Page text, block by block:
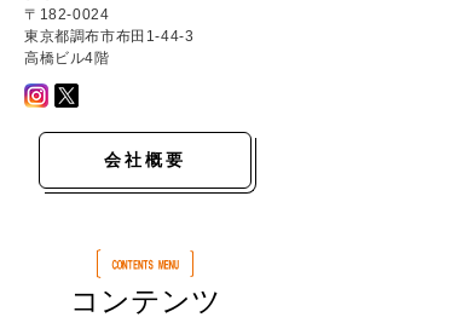
〒182-0024
東京都調布市布田1-44-3
高橋ビル4階
会社概要
コンテンツ